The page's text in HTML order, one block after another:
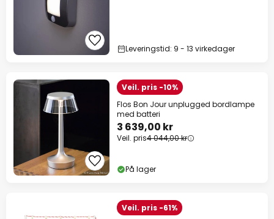
Leveringstid: 9 - 13 virkedager
Veil. pris -10%
Flos Bon Jour unplugged bordlampe
med batteri
3 639,00 kr
Veil. pris4 044,00 kr
På lager
Veil. pris -61%